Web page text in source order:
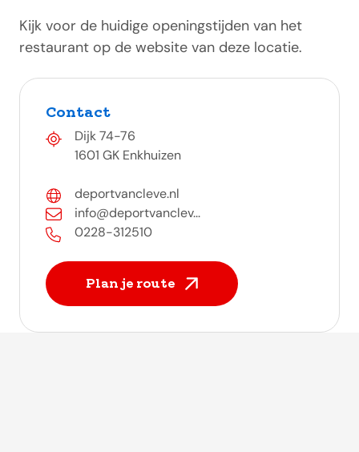
Kijk voor de huidige openingstijden van het
restaurant op de website van deze locatie.
Contact
Dijk 74-76
1601 GK Enkhuizen
deportvancleve.nl
info@deportvanclev...
0228-312510
Plan je route